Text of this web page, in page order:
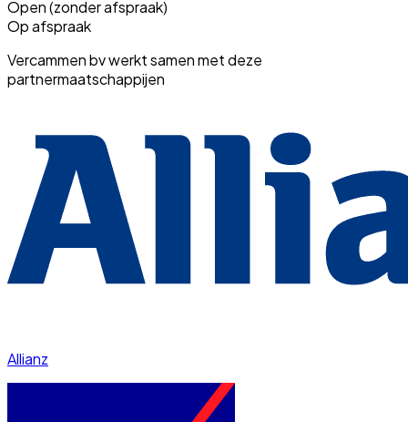
Open (zonder afspraak)
Op afspraak
Vercammen bv werkt samen met deze
partnermaatschappijen
Allianz